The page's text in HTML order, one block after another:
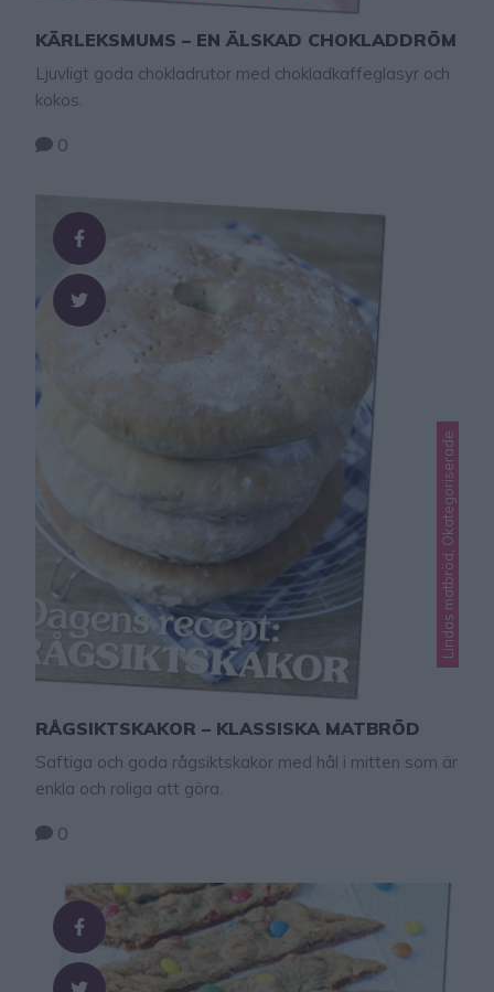
KÄRLEKSMUMS – EN ÄLSKAD CHOKLADDRÖM
Ljuvligt goda chokladrutor med chokladkaffeglasyr och
kokos.
0
Lindas matbröd, Okategoriserade
RÅGSIKTSKAKOR – KLASSISKA MATBRÖD
Saftiga och goda rågsiktskakor med hål i mitten som är
enkla och roliga att göra.
0